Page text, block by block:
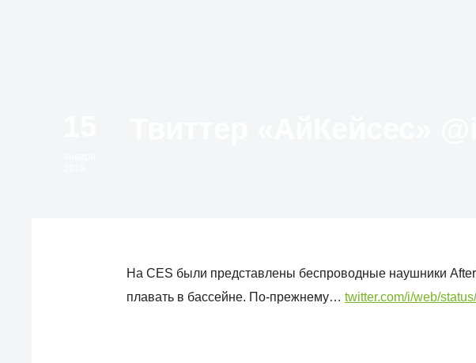
На CES были представлены беспроводные наушники
плавать в бассейне. По-прежнему… twitter.com/i/web/